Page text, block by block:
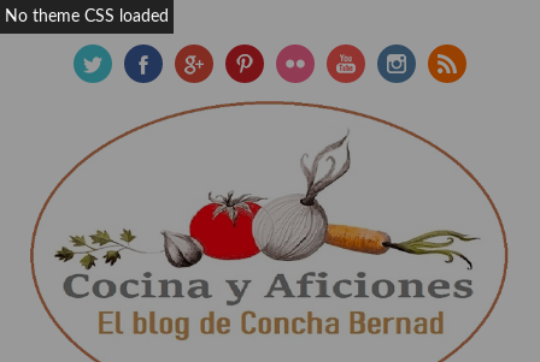
No theme CSS loaded